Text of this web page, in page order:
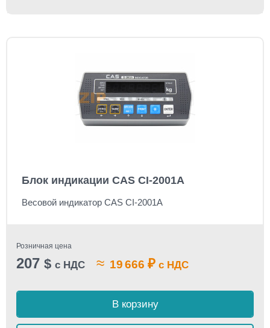
Блок индикации CAS CI-2001A
Весовой индикатор CAS CI-2001A
Розничная цена
207 $ с НДС ≈ 19 666 ₽ с НДС
В корзину